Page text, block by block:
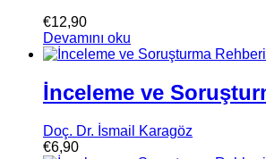
€12,90
Devamını oku
İnceleme ve
Doç. Dr. İsmail Karagöz
€6,90